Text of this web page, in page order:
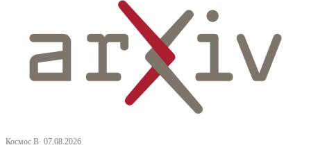
Космос В· 07.08.2026